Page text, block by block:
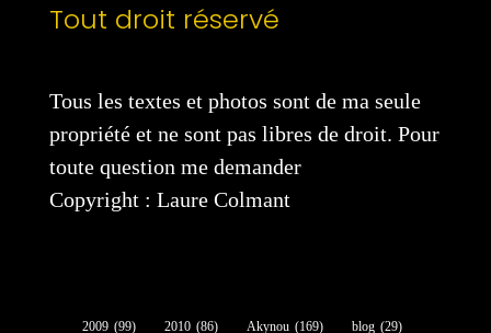
Tout droit réservé
Tous les textes et photos sont de ma seule
propriété et ne sont pas libres de droit. Pour
toute question me demander
Copyright : Laure Colmant
2009 (99) 2010 (86) Akynou (169) blog (29)